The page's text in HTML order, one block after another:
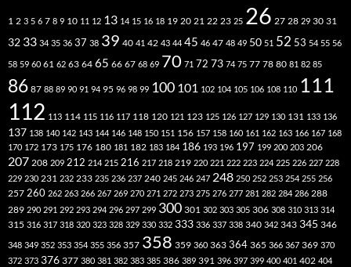
1 2 3 5 6 7 8 9 10 11 12 13 14 15 16 18 19 20 21 22 23 25 26 27 28 29 30 31
32 33 34 35 36 37 38 39 40 41 42 43 44 45 46 47 48 49 50 51 52 53 54 55 56
58 59 60 61 62 63 64 65 66 67 68 69 70 71 72 73 74 75 77 78 80 81 82 85
86 87 88 89 90 91 94 95 96 98 99 100 101 102 104 105 106 108 110 111
112 113 114 115 116 117 118 120 121 123 125 126 127 129 130 131 133 136
137 138 140 142 143 144 146 148 150 151 156 157 158 160 161 162 163 166 167 168
170 172 173 175 176 180 181 182 183 184 186 193 196 197 199 200 203 206
207 208 209 212 214 215 216 217 218 219 220 221 222 223 224 225 226 227 228
229 230 231 232 233 235 236 237 240 245 246 247 248 250 252 253 254 255 256
257 260 262 263 266 267 269 270 271 272 273 275 276 277 281 282 284 286 288
289 290 291 292 293 294 296 297 299 300 301 302 303 305 306 308 310 313 314
315 316 317 318 320 323 328 329 330 332 333 336 337 338 340 342 343 345 346
348 349 352 353 354 355 356 357 358 359 360 363 364 365 366 367 369 370
372 373 376 377 380 381 382 383 385 386 389 391 396 397 399 400 401 402 404